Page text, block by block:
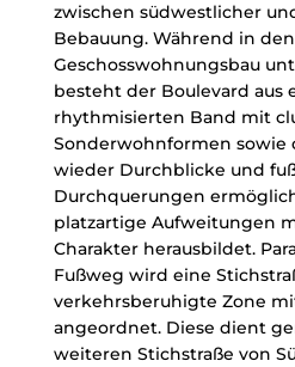
zwischen südwestlicher
Bebauung. Während in
Geschosswohnungsbau
besteht der Boulevard aus
rhythmisierten Band mit
Sonderwohnformen sowie
wieder Durchblicke und
Durchquerungen
platzartige Aufweitungen
Charakter herausbildet.
Fußweg wird eine
verkehrsberuhigte Zone
angeordnet. Diese dient
weiteren Stichstraße von